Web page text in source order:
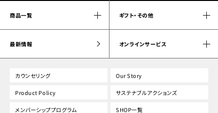
商品一覧 ギフト・その他
最新情報 オンラインサービス
カウンセリング Our Story
Product Policy サステナブルアクションズ
メンバーシッププログラム SHOP一覧